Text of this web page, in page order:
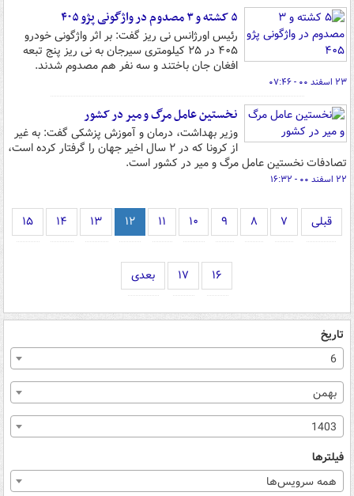
۵ کشته و ۳ مصدوم در واژگونی پژو ۴۰۵
رئیس اورژانس نی ریز گفت: بر اثر واژگونی خودرو
۴٠۵ در ۲۵ کیلومتری سیرجان به نی ریز پنج تبعه
افغان جان باختند و سه نفر هم مصدوم شدند.
۲۳ اسفند ۰۰ - ۰۷:۴۶
نخستین عامل مرگ و میر در کشور
وزیر بهداشت، درمان و آموزش پزشکی گفت: به غیر
از کرونا که در ۲ سال اخیر جهان را گرفتار کرده است،
تصادفات نخستین عامل مرگ و میر در کشور است.
۲۲ اسفند ۰۰ - ۱۶:۳۲
قبلی ۷ ۸ ۹ ۱۰ ۱۱ ۱۲ ۱۳ ۱۴ ۱۵
۱۶ ۱۷ بعدی
تاریخ
6
بهمن
1403
فیلترها
همه سرویس‌ها